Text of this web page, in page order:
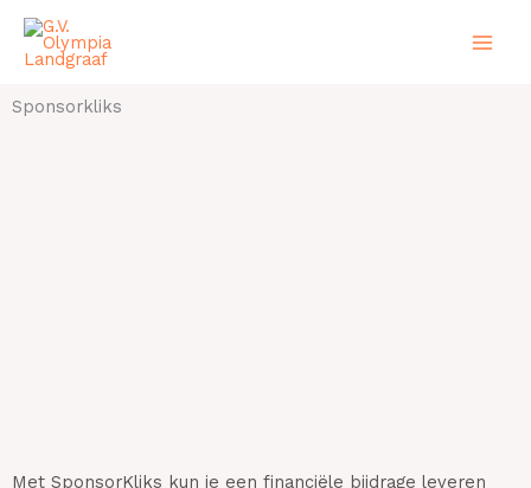
naar
Sponsorkliks
Met SponsorKliks kun je een financiële bijdrage leveren